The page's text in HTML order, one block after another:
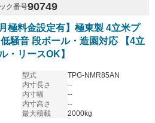
ク番号90749
極料金設定有】極東製 4立米プ
騒音 段ボール・造園対応 【4立
・リースOK】
型式
TPG-NMR85AN
内寸長さ
--
内寸幅
--
内寸高さ
--
最大積載
2000kg